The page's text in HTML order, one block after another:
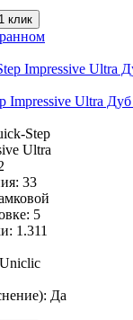
клик
Impressive Ultra
Step
Ultra
33
5
1.311
Uniclic
Да